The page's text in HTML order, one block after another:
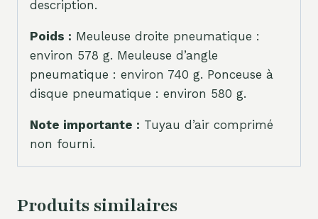
description.
Poids : Meuleuse droite pneumatique :
environ 578 g. Meuleuse d’angle
pneumatique : environ 740 g. Ponceuse à
disque pneumatique : environ 580 g.
Note importante : Tuyau d’air comprimé
non fourni.
Produits similaires